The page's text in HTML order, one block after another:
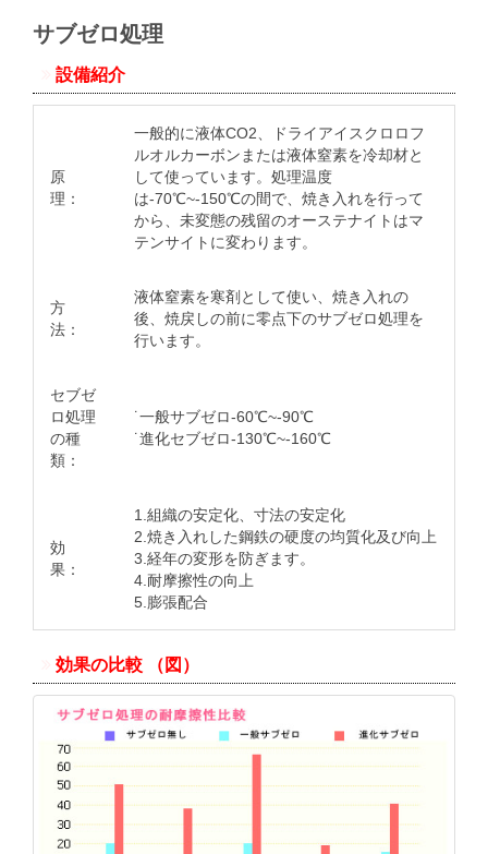
サブゼロ処理
設備紹介
原
理：
一般的に液体CO2、ドライアイスクロロフ
ルオルカーボンまたは液体窒素を冷却材と
して使っています。処理温度
は-70℃~-150℃の間で、焼き入れを行って
から、未変態の残留のオーステナイトはマ
テンサイトに変わります。
方
法：
液体窒素を寒剤として使い、焼き入れの
後、焼戻しの前に零点下のサブゼロ処理を
行います。
セブゼ
ロ処理
の種
類：
˙一般サブゼロ-60℃~-90℃
˙進化セブゼロ-130℃~-160℃
効
果：
1.組織の安定化、寸法の安定化
2.焼き入れした鋼鉄の硬度の均質化及び向上
3.経年の変形を防ぎます。
4.耐摩擦性の向上
5.膨張配合
効果の比較 （図）